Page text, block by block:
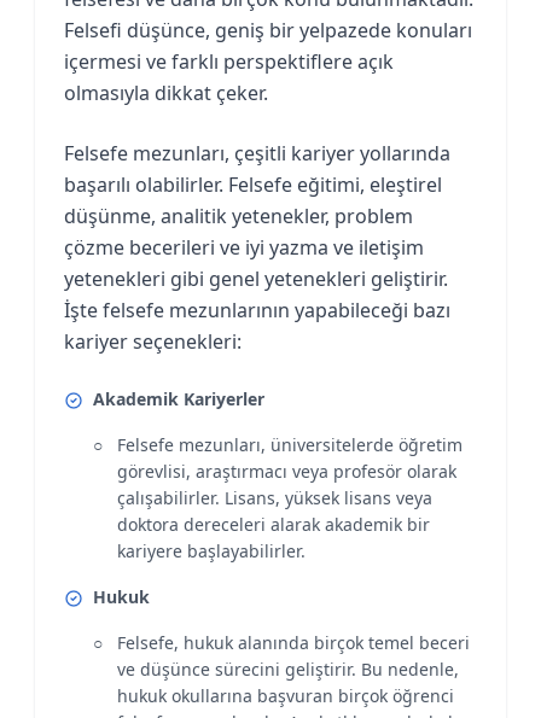
Felsefi düşünce, geniş bir yelpazede konuları
içermesi ve farklı perspektiflere açık
olmasıyla dikkat çeker.
Felsefe mezunları, çeşitli kariyer yollarında
başarılı olabilirler. Felsefe eğitimi, eleştirel
düşünme, analitik yetenekler, problem
çözme becerileri ve iyi yazma ve iletişim
yetenekleri gibi genel yetenekleri geliştirir.
İşte felsefe mezunlarının yapabileceği bazı
kariyer seçenekleri:
Akademik Kariyerler
Felsefe mezunları, üniversitelerde öğretim
görevlisi, araştırmacı veya profesör olarak
çalışabilirler. Lisans, yüksek lisans veya
doktora dereceleri alarak akademik bir
kariyere başlayabilirler.
Hukuk
Felsefe, hukuk alanında birçok temel beceri
ve düşünce sürecini geliştirir. Bu nedenle,
hukuk okullarına başvuran birçok öğrenci